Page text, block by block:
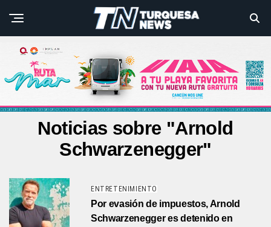
Noticias sobre "Arnold
Schwarzenegger"
ENTRETENIMIENTO
Por evasión de impuestos, Arnold
Schwarzenegger es detenido en